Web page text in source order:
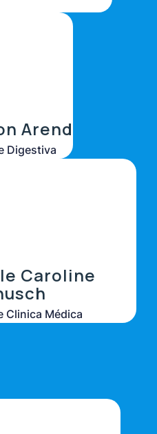
Arend
Digestiva
Caroline
Clinica Médica